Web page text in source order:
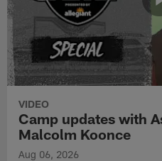
VIDEO
Camp updates with
Malcolm Koonce
Aug 06, 2026